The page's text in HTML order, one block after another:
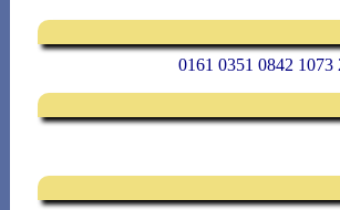
0161 0351 0842 1073